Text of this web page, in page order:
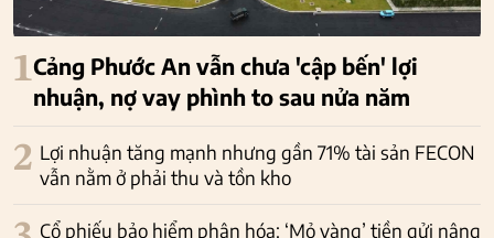
1Cảng Phước An vẫn chưa 'cập bến' lợi
nhuận, nợ vay phình to sau nửa năm
2 Lợi nhuận tăng mạnh nhưng gần 71% tài sản FECON
vẫn nằm ở phải thu và tồn kho
Cổ phiếu bảo hiểm phân hóa: ‘Mỏ vàng’ tiền gửi nâng